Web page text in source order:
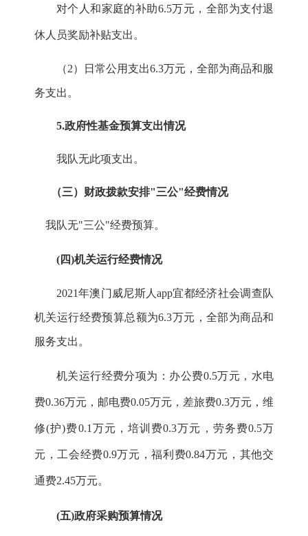
对个人和家庭的补助6.5万元，全部为支付退
休人员奖励补贴支出。
（2）日常公用支出6.3万元，全部为商品和服
务支出。
5.政府性基金预算支出情况
我队无此项支出。
（三）财政拨款安排"三公"经费情况
我队无"三公"经费预算。
(四)机关运行经费情况
2021年澳门威尼斯人app宜都经济社会调查队
机关运行经费预算总额为6.3万元，全部为商品和
服务支出。
机关运行经费分项为：办公费0.5万元，水电
费0.36万元，邮电费0.05万元，差旅费0.3万元，维
修(护)费0.1 万元，培训费0.3万元，劳务费0.5万
元，工会经费0.9万元，福利费0.84万元，其他交
通费2.45万元。
(五)政府采购预算情况